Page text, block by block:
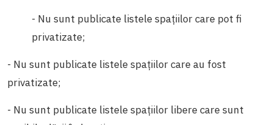
- Nu sunt publicate listele spațiilor care pot fi
privatizate;
- Nu sunt publicate listele spațiilor care au fost
privatizate;
- Nu sunt publicate listele spațiilor libere care sunt